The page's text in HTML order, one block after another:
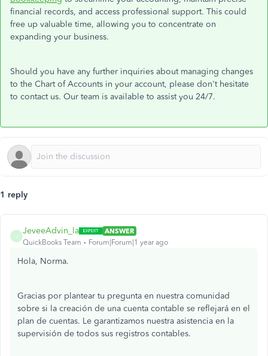
financial records, and access professional support. This could
free up valuable time, allowing you to concentrate on
expanding your business.
Should you have any further inquiries about managing changes
to the Chart of Accounts in your account, please don't hesitate
to contact us. Our team is available to assist you 24/7.
1 reply
JeveeAdvin_la
ANSWER
QuickBooks Team
Forum|Forum|1 year ago
Hola, Norma.
Gracias por plantear tu pregunta en nuestra comunidad
sobre si la creación de una cuenta contable se reflejará en el
plan de cuentas. Le garantizamos nuestra asistencia en la
supervisión de todos sus registros contables.